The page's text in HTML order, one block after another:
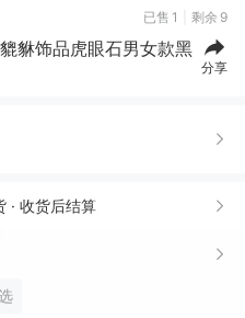
已售 1 剩余 9
貅饰品虎眼石男女款黑
分享
· 收货后结算